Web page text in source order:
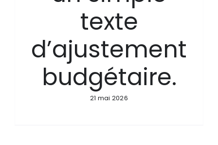
texte
d’ajustement
budgétaire.
21 mai 2026